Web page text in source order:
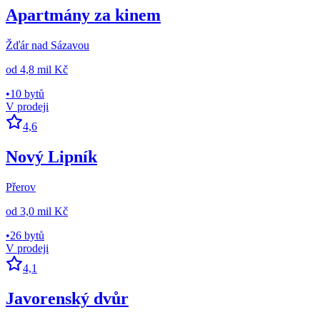
Apartmány za kinem
Žďár nad Sázavou
od 4,8 mil Kč
•10 bytů
V prodeji
4,6
Nový Lipník
Přerov
od 3,0 mil Kč
•26 bytů
V prodeji
4,1
Javorenský dvůr